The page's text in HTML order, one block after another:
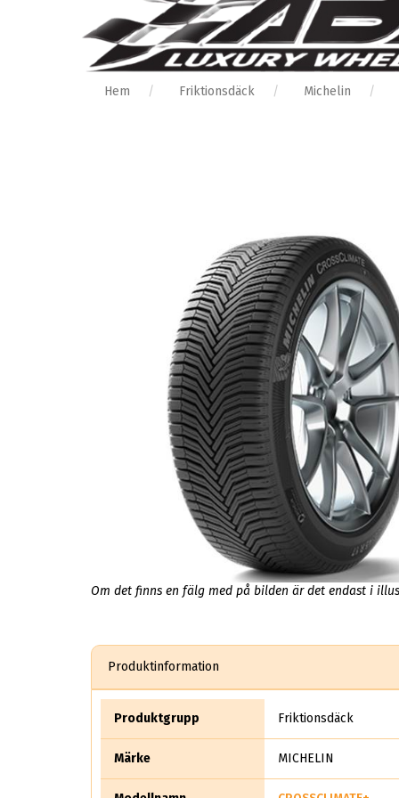
Hem Friktionsdäck Michelin
Om det finns en fälg med på bilden är det endast i
Produktinformation
Produktgrupp Friktionsdäck
Märke MICHELIN